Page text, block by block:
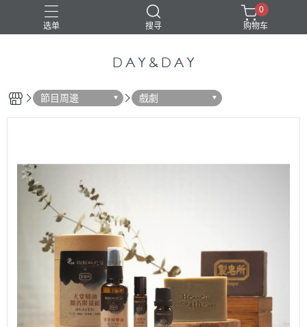
选单 搜寻
0
购物车
節目周邊 戲劇